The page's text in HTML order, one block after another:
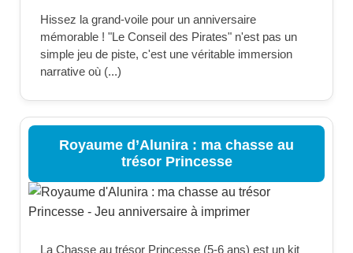
Hissez la grand-voile pour un anniversaire
mémorable ! "Le Conseil des Pirates" n'est pas un
simple jeu de piste, c'est une véritable immersion
narrative où (...)
Royaume d’Alunira : ma chasse au
trésor Princesse
La Chasse au trésor Princesse (5-6 ans) est un kit